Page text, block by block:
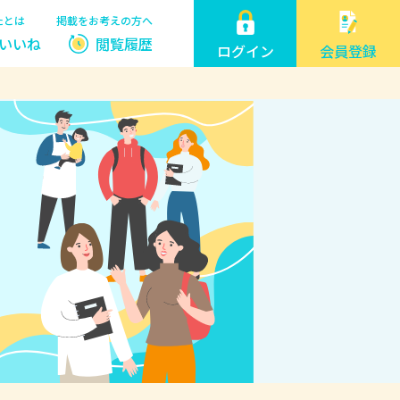
とは 掲載をお考えの方へ
いね 閲覧履歴 ログイン 会員登録